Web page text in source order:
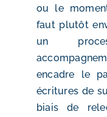
ou le
faut plutôt
un
encadre le
écritures de
biais de